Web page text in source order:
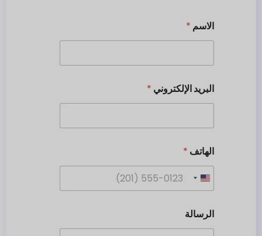
الاسم *
البريد الإلكتروني *
الهاتف *
U
n
t
الرسالة